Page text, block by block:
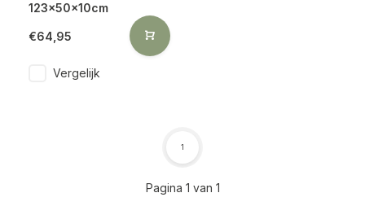
123x50x10cm
€64,95
Vergelijk
Pagina 1 van 1
1